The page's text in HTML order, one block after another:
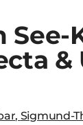
See-
&
, Sigmund-